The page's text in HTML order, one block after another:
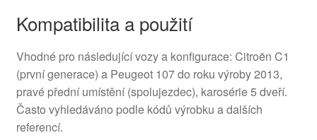
Kompatibilita a použití
Vhodné pro následující vozy a konfigurace: Citroën C1
(první generace) a Peugeot 107 do roku výroby 2013,
pravé přední umístění (spolujezdec), karosérie 5 dveří.
Často vyhledáváno podle kódů výrobku a dalších
referencí.